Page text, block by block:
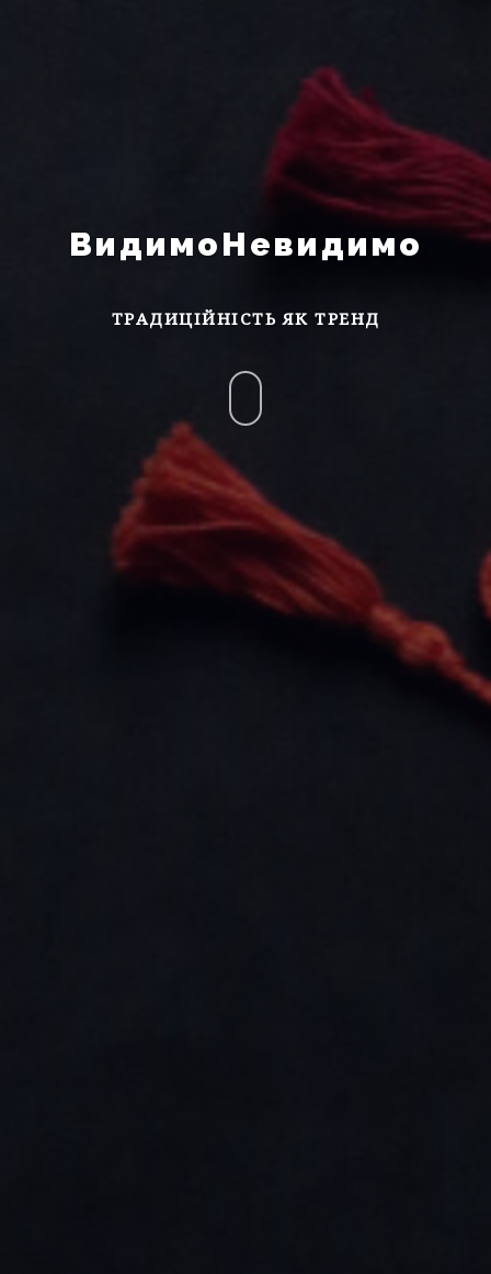
ВидимоНевидимо
ТРАДИЦІЙНІСТЬ ЯК ТРЕНД